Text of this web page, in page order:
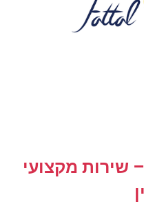
שירות מקצועי